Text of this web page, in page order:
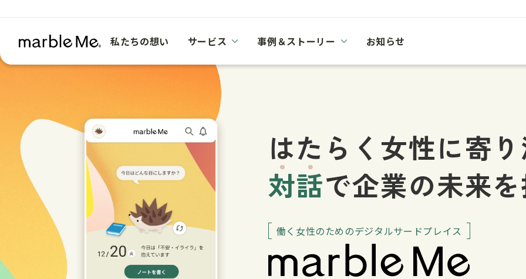
私たちの想い サービス 事例＆ストーリー お知らせ
はたらく女性に寄
対話で企業の未来
働く女性のためのデジタルサードプレイス